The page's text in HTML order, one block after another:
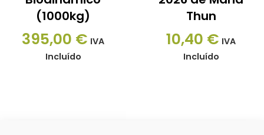
(1000kg)
395,00 € IVA
Incluído
Thun
10,40 € IVA
Incluído